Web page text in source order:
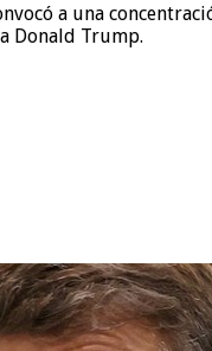
a una
Donald Trump.